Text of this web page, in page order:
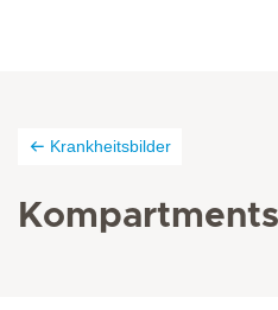
Krankheitsbilder